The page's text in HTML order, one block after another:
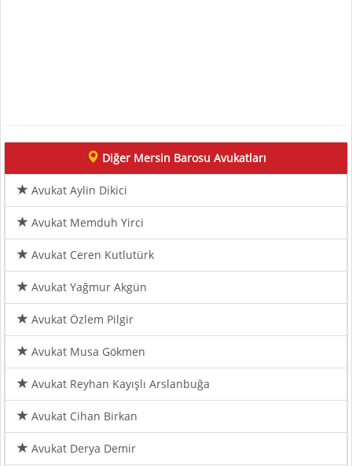
Diğer Mersin Barosu Avukatları
Avukat Aylin Dikici
Avukat Memduh Yirci
Avukat Ceren Kutlutürk
Avukat Yağmur Akgün
Avukat Özlem Pilgir
Avukat Musa Gökmen
Avukat Reyhan Kayışlı Arslanbuğa
Avukat Cihan Birkan
Avukat Derya Demir